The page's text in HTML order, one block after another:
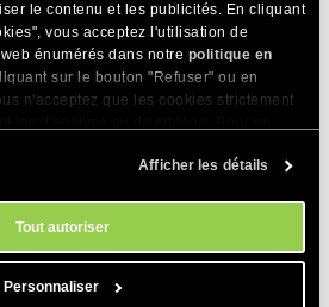
le contenu et les publicités. En cliquant
vous acceptez l'utilisation de
énumérés dans notre politique en
sur le bouton "Refuser" ou en
n'acceptez que les cookies strictement
. Vous pouvez gérer vos préférences
Afficher les détails
Tout autoriser
Personnaliser
CET ARTICLE
met à jour sa hiérarchie de
AlphaSSL et AlphaSSL